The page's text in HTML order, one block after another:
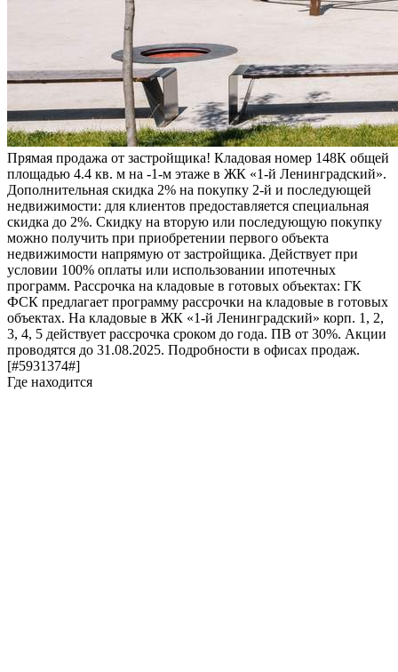
Прямая продажа от застройщика! Кладовая номер 148К общей
площадью 4.4 кв. м на -1-м этаже в ЖК «1-й Ленинградский».
Дополнительная скидка 2% на покупку 2-й и последующей
недвижимости: для клиентов предоставляется специальная
скидка до 2%. Скидку на вторую или последующую покупку
можно получить при приобретении первого объекта
недвижимости напрямую от застройщика. Действует при
условии 100% оплаты или использовании ипотечных
программ. Рассрочка на кладовые в готовых объектах: ГК
ФСК предлагает программу рассрочки на кладовые в готовых
объектах. На кладовые в ЖК «1-й Ленинградский» корп. 1, 2,
3, 4, 5 действует рассрочка сроком до года. ПВ от 30%. Акции
проводятся до 31.08.2025. Подробности в офисах продаж.
[#5931374#]
Где находится